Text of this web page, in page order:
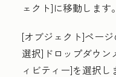
ェクト]に移動します。
[オブジェクト]ペー
選択] ドロップダウ
ィビティー]を選択し